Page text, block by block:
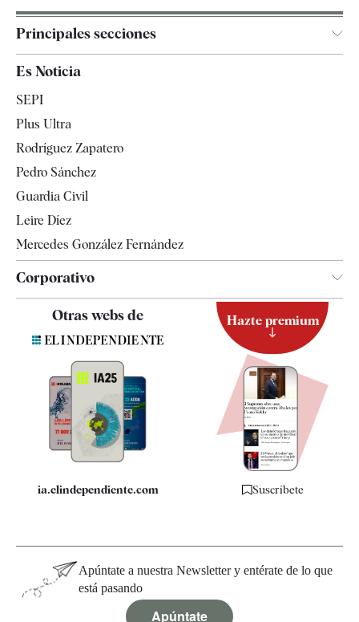
Principales secciones
España
Televisión
Es Noticia
SEPI
Plus Ultra
Rodríguez Zapatero
Pedro Sánchez
Guardia Civil
Leire Díez
Mercedes González Fernández
Corporativo
Contacto
Quiénes somos
Especificaciones
Otras webs de
ia.elindependiente.com
Hazte premium
Suscríbete
Apúntate a nuestra Newsletter y entérate de lo que
está pasando
Apúntate